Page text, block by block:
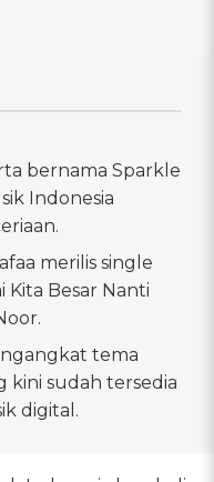
bernama Sparkle
Indonesia
merilis single
Besar Nanti
tema
kini sudah tersedia
digital.